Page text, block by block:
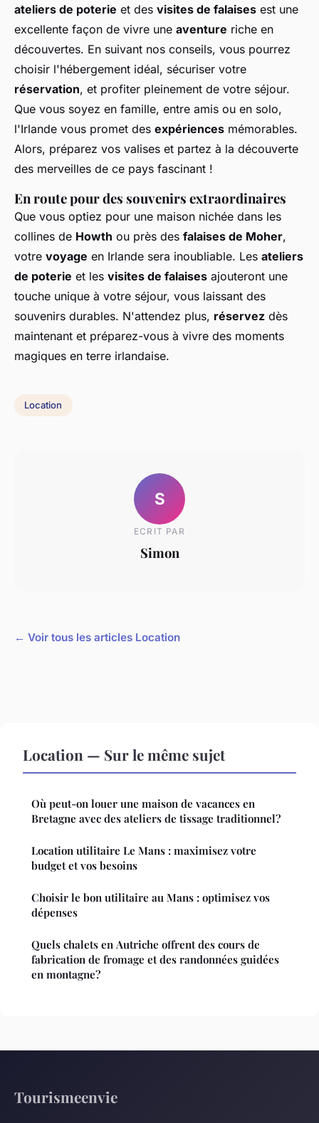
ateliers de poterie et des visites de falaises est une
excellente façon de vivre une aventure riche en
découvertes. En suivant nos conseils, vous pourrez
choisir l'hébergement idéal, sécuriser votre
réservation, et profiter pleinement de votre séjour.
Que vous soyez en famille, entre amis ou en solo,
l'Irlande vous promet des expériences mémorables.
Alors, préparez vos valises et partez à la découverte
des merveilles de ce pays fascinant !
En route pour des souvenirs extraordinaires
Que vous optiez pour une maison nichée dans les
collines de Howth ou près des falaises de Moher,
votre voyage en Irlande sera inoubliable. Les ateliers
de poterie et les visites de falaises ajouteront une
touche unique à votre séjour, vous laissant des
souvenirs durables. N'attendez plus, réservez dès
maintenant et préparez-vous à vivre des moments
magiques en terre irlandaise.
Location
S
ECRIT PAR
Simon
← Voir tous les articles Location
Location — Sur le même sujet
Où peut-on louer une maison de vacances en
Bretagne avec des ateliers de tissage traditionnel?
Location utilitaire Le Mans : maximisez votre
budget et vos besoins
Choisir le bon utilitaire au Mans : optimisez vos
dépenses
Quels chalets en Autriche offrent des cours de
fabrication de fromage et des randonnées guidées
en montagne?
Tourismeenvie